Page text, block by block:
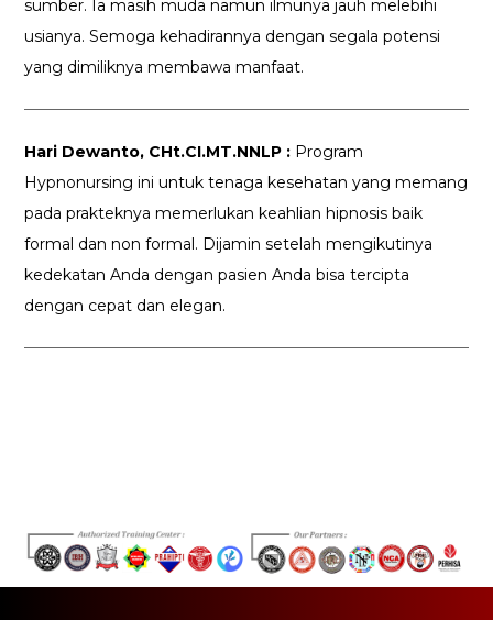
sumber. Ia masih muda namun ilmunya jauh melebihi
usianya. Semoga kehadirannya dengan segala potensi
yang dimiliknya membawa manfaat.
Hari Dewanto, CHt.CI.MT.NNLP : Program
Hypnonursing ini untuk tenaga kesehatan yang memang
pada prakteknya memerlukan keahlian hipnosis baik
formal dan non formal. Dijamin setelah mengikutinya
kedekatan Anda dengan pasien Anda bisa tercipta
dengan cepat dan elegan.